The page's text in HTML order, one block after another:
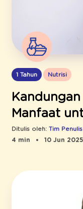
1 Tahun Nutrisi
Kandungan
Manfaat
Ditulis oleh: Tim Penulis
4 min
10 Jun 2025